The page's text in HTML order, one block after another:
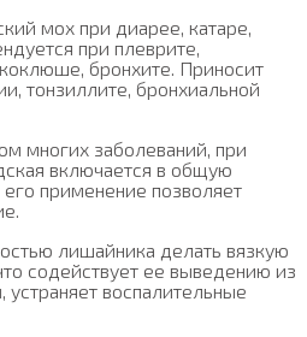
мох при диарее, катаре,
при плеврите,
бронхите. Приносит
тонзиллите, бронхиальной
многих заболеваний, при
включается в общую
применение позволяет
лишайника делать вязкую
содействует ее выведению из
воспалительные